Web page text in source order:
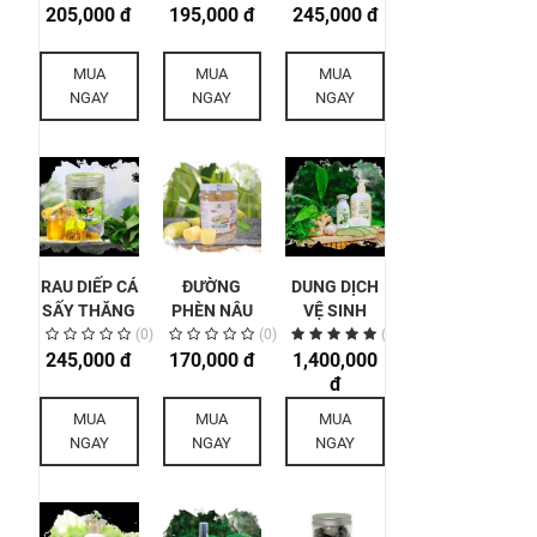
LÒNG HỮU
205,000 đ
MUA
NGAY
MẬT ONG
195,000 đ
MUA
NGAY
ONG RỪNG
245,000 đ
MUA
NGAY
RAU DIẾP CÁ
SẤY THĂNG
HOA VIÊN
MẬT ONG
(0)
245,000 đ
MUA
NGAY
ĐƯỜNG
PHÈN NÂU
MẸ KEN 1KG (0)
170,000 đ
MUA
NGAY
DUNG DỊCH
VỆ SINH
THẢO DƯỢC
MẸ KEN 1
LÍT
(2)
1,400,000
đ
MUA
NGAY